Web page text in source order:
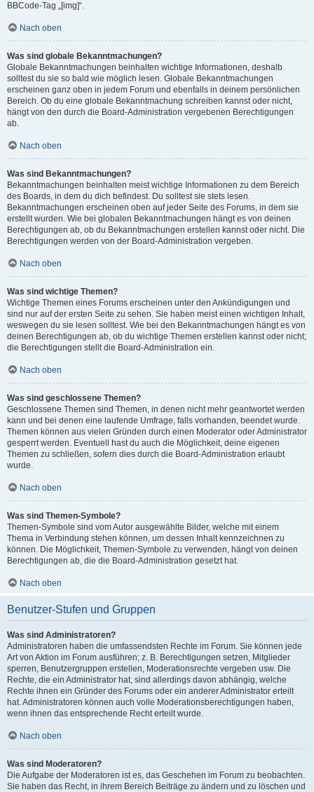
BBCode-Tag „[img]“.
Nach oben
Was sind globale Bekanntmachungen?
Globale Bekanntmachungen beinhalten wichtige Informationen, deshalb
solltest du sie so bald wie möglich lesen. Globale Bekanntmachungen
erscheinen ganz oben in jedem Forum und ebenfalls in deinem persönlichen
Bereich. Ob du eine globale Bekanntmachung schreiben kannst oder nicht,
hängt von den durch die Board-Administration vergebenen Berechtigungen
ab.
Nach oben
Was sind Bekanntmachungen?
Bekanntmachungen beinhalten meist wichtige Informationen zu dem Bereich
des Boards, in dem du dich befindest. Du solltest sie stets lesen.
Bekanntmachungen erscheinen oben auf jeder Seite des Forums, in dem sie
erstellt wurden. Wie bei globalen Bekanntmachungen hängt es von deinen
Berechtigungen ab, ob du Bekanntmachungen erstellen kannst oder nicht. Die
Berechtigungen werden von der Board-Administration vergeben.
Nach oben
Was sind wichtige Themen?
Wichtige Themen eines Forums erscheinen unter den Ankündigungen und
sind nur auf der ersten Seite zu sehen. Sie haben meist einen wichtigen Inhalt,
weswegen du sie lesen solltest. Wie bei den Bekanntmachungen hängt es von
deinen Berechtigungen ab, ob du wichtige Themen erstellen kannst oder nicht;
die Berechtigungen stellt die Board-Administration ein.
Nach oben
Was sind geschlossene Themen?
Geschlossene Themen sind Themen, in denen nicht mehr geantwortet werden
kann und bei denen eine laufende Umfrage, falls vorhanden, beendet wurde.
Themen können aus vielen Gründen durch einen Moderator oder Administrator
gesperrt werden. Eventuell hast du auch die Möglichkeit, deine eigenen
Themen zu schließen, sofern dies durch die Board-Administration erlaubt
wurde.
Nach oben
Was sind Themen-Symbole?
Themen-Symbole sind vom Autor ausgewählte Bilder, welche mit einem
Thema in Verbindung stehen können, um dessen Inhalt kennzeichnen zu
können. Die Möglichkeit, Themen-Symbole zu verwenden, hängt von deinen
Berechtigungen ab, die die Board-Administration gesetzt hat.
Nach oben
Benutzer-Stufen und Gruppen
Was sind Administratoren?
Administratoren haben die umfassendsten Rechte im Forum. Sie können jede
Art von Aktion im Forum ausführen; z. B. Berechtigungen setzen, Mitglieder
sperren, Benutzergruppen erstellen, Moderationsrechte vergeben usw. Die
Rechte, die ein Administrator hat, sind allerdings davon abhängig, welche
Rechte ihnen ein Gründer des Forums oder ein anderer Administrator erteilt
hat. Administratoren können auch volle Moderationsberechtigungen haben,
wenn ihnen das entsprechende Recht erteilt wurde.
Nach oben
Was sind Moderatoren?
Die Aufgabe der Moderatoren ist es, das Geschehen im Forum zu beobachten.
Sie haben das Recht, in ihrem Bereich Beiträge zu ändern und zu löschen und